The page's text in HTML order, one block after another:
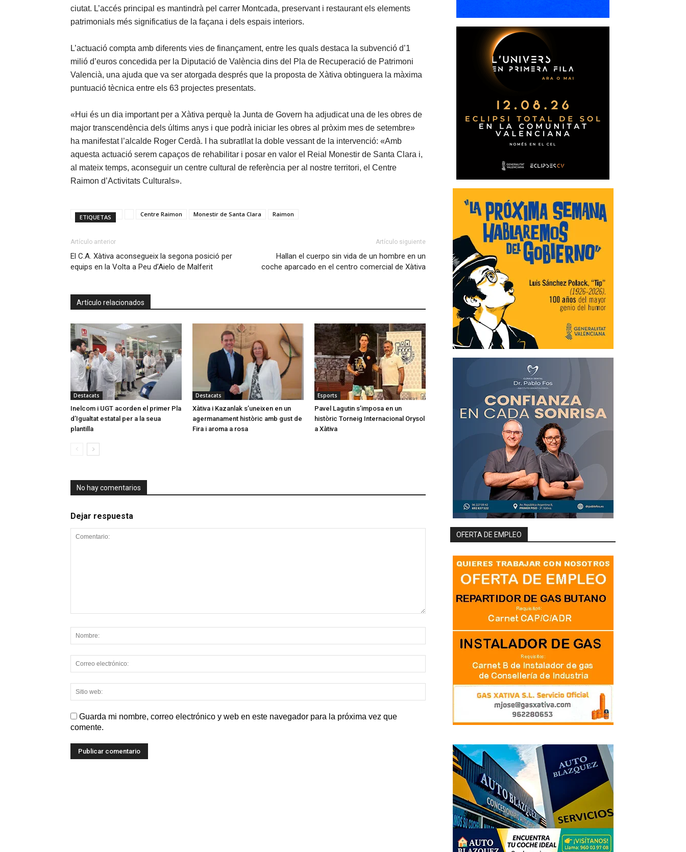
ciutat. L’accés principal es mantindrà pel carrer Montcada, preservant i restaurant els elements
patrimonials més significatius de la façana i dels espais interiors.
L’actuació compta amb diferents vies de finançament, entre les quals destaca la subvenció d’1
milió d’euros concedida per la Diputació de València dins del Pla de Recuperació de Patrimoni
Valencià, una ajuda que va ser atorgada després que la proposta de Xàtiva obtinguera la màxima
puntuació tècnica entre els 63 projectes presentats.
«Hui és un dia important per a Xàtiva perquè la Junta de Govern ha adjudicat una de les obres de
major transcendència dels últims anys i que podrà iniciar les obres al pròxim mes de setembre»
ha manifestat l’alcalde Roger Cerdà. I ha subratllat la doble vessant de la intervenció: «Amb
aquesta actuació serem capaços de rehabilitar i posar en valor el Reial Monestir de Santa Clara i,
al mateix temps, aconseguir un centre cultural de referència per al nostre territori, el Centre
Raimon d’Activitats Culturals».
ETIQUETAS Centre Raimon Monestir de Santa Clara Raimon
Artículo anterior
El C.A. Xàtiva aconsegueix la segona posició per
equips en la Volta a Peu d’Aielo de Malferit
Artículo siguiente
Hallan el cuerpo sin vida de un hombre en un
coche aparcado en el centro comercial de Xàtiva
Artículo relacionados
Destacats
Inelcom i UGT acorden el primer Pla
d’Igualtat estatal per a la seua
plantilla
Destacats
Xàtiva i Kazanlak s’uneixen en un
agermanament històric amb gust de
Fira i aroma a rosa
Esports
Pavel Lagutin s’imposa en un
històric Torneig Internacional Orysol
a Xàtiva
No hay comentarios
Dejar respuesta
Guarda mi nombre, correo electrónico y web en este navegador para la próxima vez que
comente.
OFERTA DE EMPLEO